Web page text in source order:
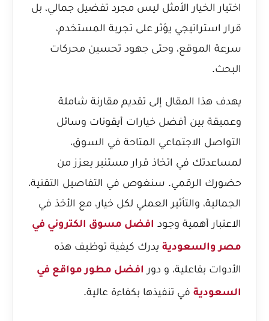
اختيار الخيار الأمثل ليس مجرد تفضيل جمالي، بل
قرار استراتيجي يؤثر على تجربة المستخدم،
سرعة الموقع، وحتى جهود تحسين محركات
البحث.
يهدف هذا المقال إلى تقديم مقارنة شاملة
وعميقة بين أفضل خيارات أيقونات وسائل
التواصل الاجتماعي المتاحة في السوق،
لمساعدتك في اتخاذ قرار مستنير يعزز من
حضورك الرقمي. سنغوص في التفاصيل التقنية،
الجمالية، والتأثير العملي لكل خيار، مع الأخذ في
الاعتبار أهمية وجود افضل مسوق الكتروني في
مصر والسعودية يدرك كيفية توظيف هذه
الأدوات بفاعلية، و دور افضل مطور مواقع في
السعودية في تنفيذها بكفاءة عالية.